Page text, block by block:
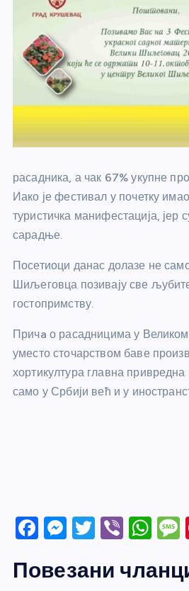
расадника, а чак 67% укупне
Иако је фестивал у почетку
туристичка манифестација, јер
сарадње.
Посетиоци данас долазе не
Шиљеговца позивају све
гостопримству.
Причa о расадницима у
уместо сточарством баве
хортикултура главна
само у Србији већ и у
F
c
M
ss
T
itt
Vi
er
W
at
Повезани